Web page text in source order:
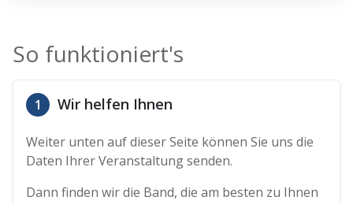
So funktioniert's
1 Wir helfen Ihnen
Weiter unten auf dieser Seite können Sie uns die
Daten Ihrer Veranstaltung senden.
Dann finden wir die Band, die am besten zu Ihnen